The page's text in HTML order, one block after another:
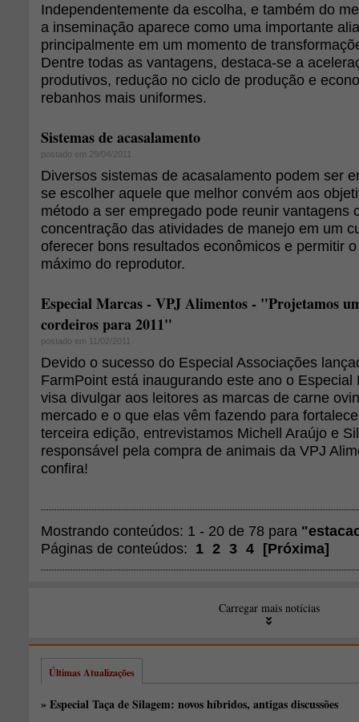
Independentemente da escolha, e também do
a inseminação aparece como uma importante
principalmente em um momento de
Dentre todas as vantagens, destaca-se a
produtivos, redução no ciclo de produção e
rebanhos mais uniformes.
Sistemas de acasalamento
postado em 29/04/2011
Diversos sistemas de acasalamento podem ser
se escolher aquele que melhor convém aos
método a ser empregado pode reunir vantagens
concentração das atividades de manejo em um
oferecer bons resultados econômicos e permitir
máximo do reprodutor.
Especial Marcas - VPJ Alimentos - "Projetamos
cordeiros para 2011"
postado em 11/02/2011
Devido o sucesso do Especial Associações
FarmPoint está inaugurando este ano o Especial
visa divulgar aos leitores as marcas de carne
mercado e o que elas vêm fazendo para
terceira edição, entrevistamos Michell Araújo e
responsável pela compra de animais da VPJ
confira!
Mostrando conteúdos: 1 - 20 de 78 para
Páginas de conteúdos: 1 2 3 4 [Próxima]
Carregar mais notícias
Últimas Atualizações
» Especial Taça de Silagem: novos híbridos, antigas discussões